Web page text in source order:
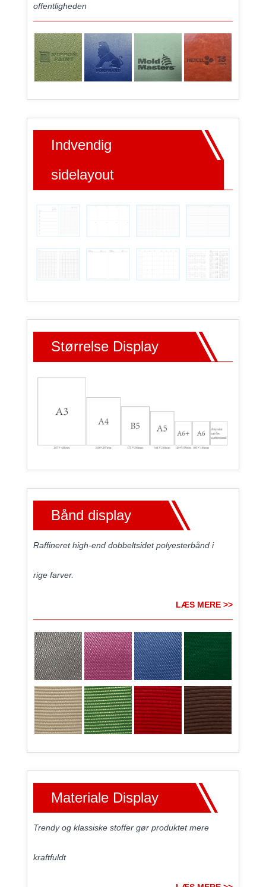
offentligheden
Indvendig
sidelayout
Størrelse Display
Bånd display
Raffineret high-end dobbeltsidet polyesterbånd i
rige farver.
LÆS MERE >>
Materiale Display
Trendy og klassiske stoffer gør produktet mere
kraftfuldt